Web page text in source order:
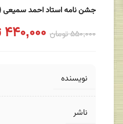
جشن نامه استاد احمد سمیعی
550,000تومان 440,000
نویسنده
ناشر